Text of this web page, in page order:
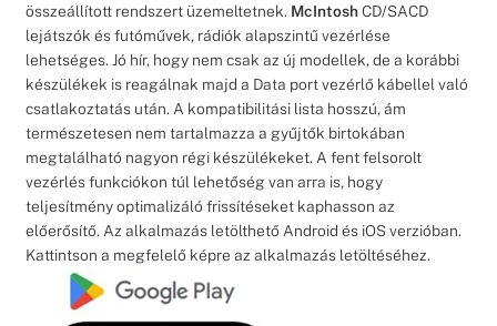
összeállított rendszert üzemeltetnek. McIntoshCD/SACD
lejátszók és futóművek, rádiók alapszintű vezérlése
lehetséges. Jó hír, hogy nem csak az új modellek, de a korábbi
készülékek is reagálnak majd a Data port vezérlő kábellel való
csatlakoztatás után. A kompatibilitási lista hosszú, ám
természetesen nem tartalmazza a gyűjtők birtokában
megtalálható nagyon régi készülékeket. A fent felsorolt
vezérlés funkciókon túl lehetőség van arra is, hogy
teljesítmény optimalizáló frissítéseket kaphasson az
előerősítő. Az alkalmazás letölthető Android és iOS verzióban.
Kattintson a megfelelő képre az alkalmazás letöltéséhez.